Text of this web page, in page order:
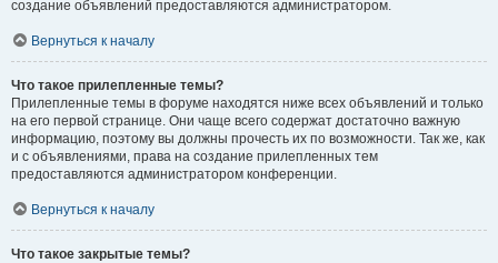
создание объявлений предоставляются администратором.
Вернуться к началу
Что такое прилепленные темы?
Прилепленные темы в форуме находятся ниже всех объявлений и только
на его первой странице. Они чаще всего содержат достаточно важную
информацию, поэтому вы должны прочесть их по возможности. Так же, как
и с объявлениями, права на создание прилепленных тем
предоставляются администратором конференции.
Вернуться к началу
Что такое закрытые темы?